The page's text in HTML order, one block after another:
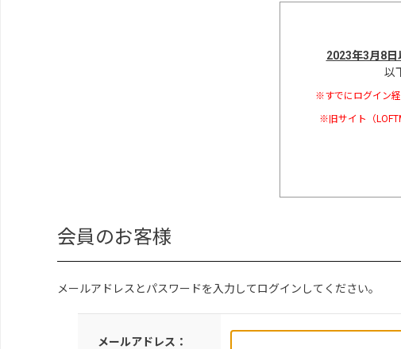
2023年3月8日
以
※すでにログイン経
※旧サイト（
会員のお客様
メールアドレスとパスワードを入力してログインしてください。
メールアドレス：